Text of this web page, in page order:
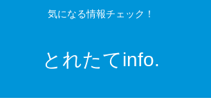
気になる情報チェック！
とれたてinfo.